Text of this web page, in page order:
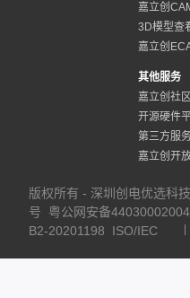
嘉立创
3D模型查
嘉立创
其他服务
嘉立创社区
开源硬件
第三方服
嘉立创开
版权所有 - 深圳创电优选科
号
粤公网安备
B2-20201198
ISO/IEC